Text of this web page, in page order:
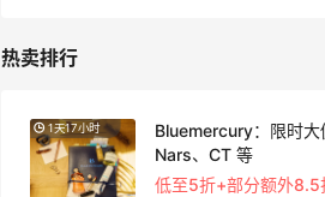
热卖排行
1天17小时
Bluemercury：限时大
Nars、CT 等
低至5折+部分额外8.5